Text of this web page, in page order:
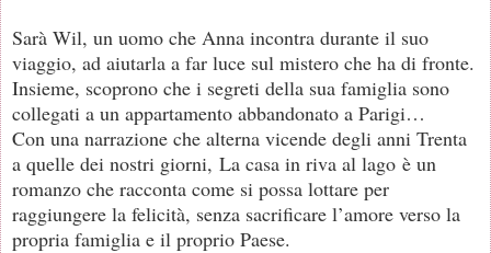
Sarà Wil, un uomo che Anna incontra durante il suo
viaggio, ad aiutarla a far luce sul mistero che ha di fronte.
Insieme, scoprono che i segreti della sua famiglia sono
collegati a un appartamento abbandonato a Parigi…
Con una narrazione che alterna vicende degli anni Trenta
a quelle dei nostri giorni, La casa in riva al lago è un
romanzo che racconta come si possa lottare per
raggiungere la felicità, senza sacrificare l’amore verso la
propria famiglia e il proprio Paese.